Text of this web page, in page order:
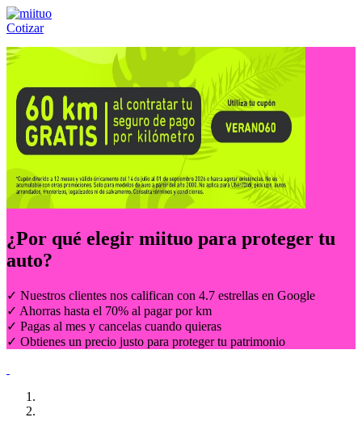
Cotizar
Llámanos al:(55) 84-21-05-00 ó
¿Por qué elegir miituo para proteger tu
auto?
✓ Nuestros clientes nos califican con 4.7 estrellas en Google
✓ Ahorras hasta el 70% al pagar por km
✓ Pagas al mes y cancelas cuando quieras
✓ Obtienes un precio justo para proteger tu patrimonio